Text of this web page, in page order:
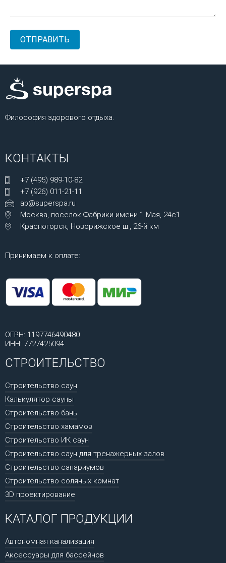
Философия здорового отдыха.
КОНТАКТЫ
+7 (495) 989-10-82
+7 (926) 011-21-11
ab@superspa.ru
Москва, посёлок Фабрики имени 1 Мая, 24с1
Красногорск, Новорижское ш., 26-й км
Принимаем к оплате:
ОГРН: 1197746490480
ИНН: 7727425094
СТРОИТЕЛЬСТВО
Строительство саун
Калькулятор сауны
Строительство бань
Строительство хамамов
Строительство ИК саун
Строительство саун для тренажерных залов
Строительство санариумов
Строительство соляных комнат
3D проектирование
КАТАЛОГ ПРОДУКЦИИ
Автономная канализация
Аксессуары для бассейнов